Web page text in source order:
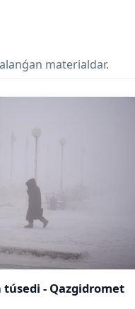
materialdar.
- Qazgidromet